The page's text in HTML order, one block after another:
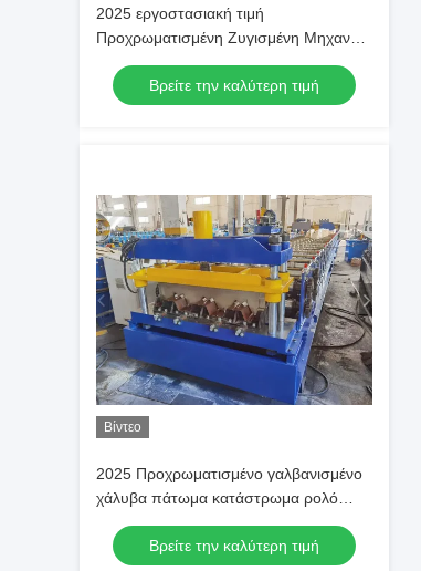
2025 εργοστασιακή τιμή
Προχρωματισμένη Ζυγισμένη Μηχανή
Σχηματισμού Ρολ
Βρείτε την καλύτερη τιμή
Βίντεο
2025 Προχρωματισμένο γαλβανισμένο
χάλυβα πάτωμα κατάστρωμα ρολό
σχηματισμού μηχανή
Βρείτε την καλύτερη τιμή